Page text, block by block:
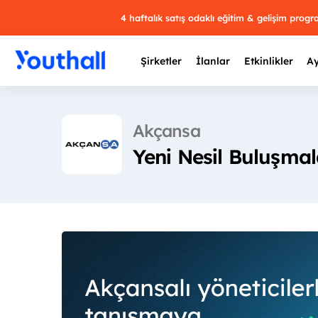
4 haftalık satış odaklı eğitim & gelişim
Şirketler İlanlar Etkinlikler
Akçansa
Yeni Nesil